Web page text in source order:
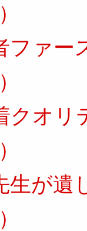
ファー
クオリ
生が遺